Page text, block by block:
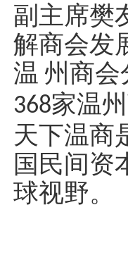
副主席樊
解商会发
温 州商会
368家温
天下温商
国民间资
球视野。